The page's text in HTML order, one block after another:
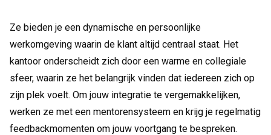
Ze bieden je een dynamische en persoonlijke
werkomgeving waarin de klant altijd centraal staat. Het
kantoor onderscheidt zich door een warme en collegiale
sfeer, waarin ze het belangrijk vinden dat iedereen zich op
zijn plek voelt. Om jouw integratie te vergemakkelijken,
werken ze met een mentorensysteem en krijg je regelmatig
feedbackmomenten om jouw voortgang te bespreken.